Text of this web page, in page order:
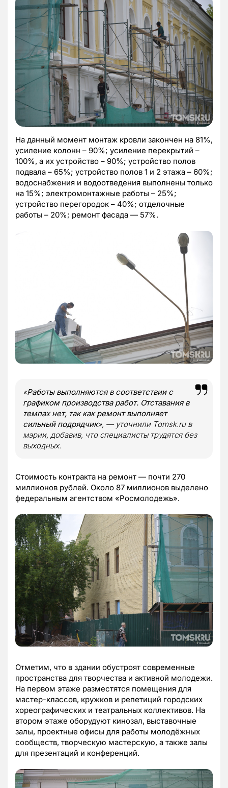
На данный момент монтаж кровли закончен на 81%,
усиление колонн – 90%; усиление перекрытий –
100%, а их устройство – 90%; устройство полов
подвала – 65%; устройство полов 1 и 2 этажа – 60%;
водоснабжения и водоотведения выполнены только
на 15%; электромонтажные работы – 25%;
устройство перегородок – 40%; отделочные
работы – 20%; ремонт фасада — 57%.
«Работы выполняются в соответствии с
графиком производства работ. Отставания в
темпах нет, так как ремонт выполняет
сильный подрядчик», — уточнили Tomsk.ru в
мэрии, добавив, что специалисты трудятся без
выходных.
Стоимость контракта на ремонт — почти 270
миллионов рублей. Около 87 миллионов выделено
федеральным агентством «Росмолодежь».
Отметим, что в здании обустроят современные
пространства для творчества и активной молодежи.
На первом этаже разместятся помещения для
мастер-классов, кружков и репетиций городских
хореографических и театральных коллективов. На
втором этаже оборудуют кинозал, выставочные
залы, проектные офисы для работы молодёжных
сообществ, творческую мастерскую, а также залы
для презентаций и конференций.